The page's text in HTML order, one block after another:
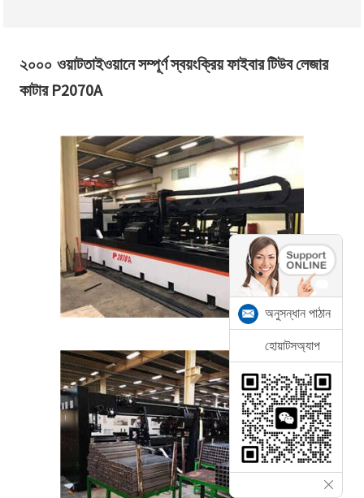
২০০০ ওয়াটতাইওয়ানে সম্পূর্ণ স্বয়ংক্রিয় ফাইবার টিউব লেজার
কাটার P2070A
অনুসন্ধান পাঠান
হোয়াটসঅ্যাপ